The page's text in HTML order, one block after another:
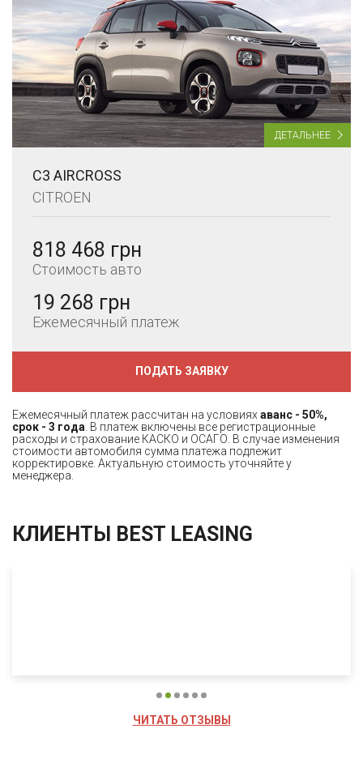
ДЕТАЛЬНЕЕ
C3 AIRCROSS
CITROEN
818 468 грн
Стоимость авто
19 268 грн
Ежемесячный платеж
ПОДАТЬ ЗАЯВКУ
Ежемесячный платеж рассчитан на условиях аванс - 50%,
срок - 3 года . В платеж включены все регистрационные
расходы и страхование КАСКО и ОСАГО. В случае изменения
стоимости автомобиля сумма платежа подлежит
корректировке. Актуальную стоимость уточняйте у
менеджера.
КЛИЕНТЫ BEST LEASING
ЧИТАТЬ ОТЗЫВЫ